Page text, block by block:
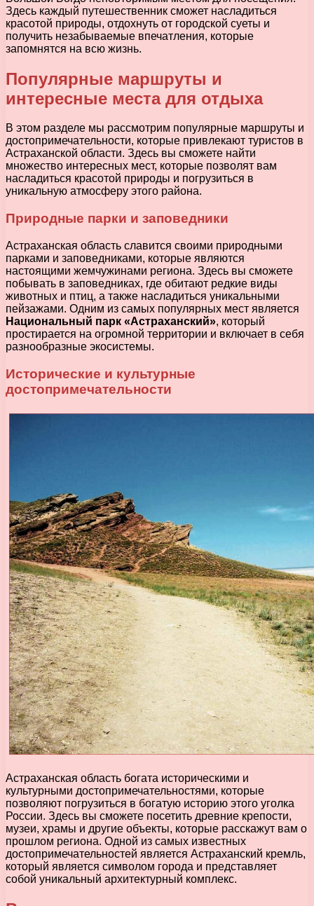
Здесь каждый путешественник сможет насладиться
красотой природы, отдохнуть от городской суеты и
получить незабываемые впечатления, которые
запомнятся на всю жизнь.
Популярные маршруты и
интересные места для отдыха
В этом разделе мы рассмотрим популярные маршруты и
достопримечательности, которые привлекают туристов в
Астраханской области. Здесь вы сможете найти
множество интересных мест, которые позволят вам
насладиться красотой природы и погрузиться в
уникальную атмосферу этого района.
Природные парки и заповедники
Астраханская область славится своими природными
парками и заповедниками, которые являются
настоящими жемчужинами региона. Здесь вы сможете
побывать в заповедниках, где обитают редкие виды
животных и птиц, а также насладиться уникальными
пейзажами. Одним из самых популярных мест является
Национальный парк «Астраханский», который
простирается на огромной территории и включает в себя
разнообразные экосистемы.
Исторические и культурные
достопримечательности
Астраханская область богата историческими и
культурными достопримечательностями, которые
позволяют погрузиться в богатую историю этого уголка
России. Здесь вы сможете посетить древние крепости,
музеи, храмы и другие объекты, которые расскажут вам о
прошлом региона. Одной из самых известных
достопримечательностей является Астраханский кремль,
который является символом города и представляет
собой уникальный архитектурный комплекс.